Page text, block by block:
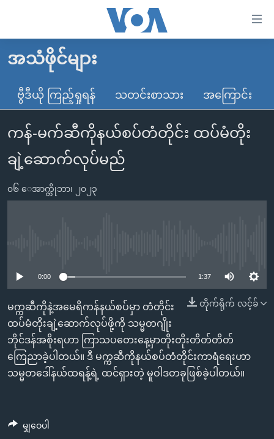
လွယ်ကူ
သည့်
များ
ပင်မ
သို့
စာမျက်နှာ
သို့
ကျော်
ကြည့်
ရန်
နေရာ
မူလစာမျက်နှာ
မြန်မာ
ကမ္ဘာ့သတင်းများ
နိုင်ငံတကာ
အမေရိကန်
အစ္စရေး-ပါလက်စတိုင်း
ဗွီဒီယို
သတင်းလွတ်လပ်ခွင့်
ရပ်ဝန်းတခု လမ်းတခု အလွန်
အင်္ဂလိပ်စာလေ့လာမယ်
ဗွီအိုအေ လူမှုကွန်ယက်များ
အသံဖိုင်များ
ဗွီဒီယို ကြည့်ရှုရန် သတင်းစာသား အကြောင်း
ကန်-မက်ဆီကိုနယ်စပ်တံတိုင်း ထပ်မံတိုး
ချဲ့ဆောက်လုပ်မည်
၀၆ ေအာက္တိုဘာ၊ ၂၀၂၃
0:00 1:37
တိုက်ရိုက် လင့်ခ်
မက္ကဆီကိုနဲ့အမေရိကန်နယ်စပ်မှာ တံတိုင်း
ထပ်မံတိုးချဲ့ဆောက်လုပ်ဖို့ကို သမ္မတဂျိုး
ဘိုင်ဒန်အစိုးရဟာ ကြာသပတေးနေ့မှာတိုးတိုးတိတ်တိတ်
ကြေညာခဲ့ပါတယ်။ ဒီ မက္ကဆီကိုနယ်စပ်တံတိုင်းကာရံရေးဟာ
သမ္မတဒေါ်နယ်ထရန့်ရဲ့ ထင်ရှားတဲ့ မူဝါဒတခုဖြစ်ခဲ့ပါတယ်။
မျှဝေပါ